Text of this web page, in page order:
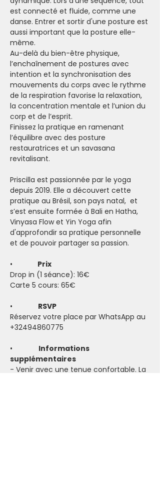
est connecté et fluide, comme une
danse. Entrer et sortir d'une posture est
aussi important que la posture elle-
même.
Au-delà du bien-être physique,
l’enchaînement de postures avec
intention et la synchronisation des
mouvements du corps avec le rythme
de la respiration favorise la relaxation,
la concentration mentale et l’union du
corp et de l’esprit.
Finissez la pratique en ramenant
l’équilibre avec des posture
restauratrices et un savasana
revitalisant.
Priscilla est passionnée par le yoga
depuis 2019. Elle a découvert cette
pratique au Brésil, son pays natal,  et
s’est ensuite formée à Bali en Hatha,
Vinyasa Flow et Yin Yoga afin
d'approfondir sa pratique personnelle
et de pouvoir partager sa passion.
•
Prix
Drop in (1 séance): 16€
Carte 5 cours: 65€
•
RSVP
Réservez votre place par WhatsApp au
+32494860775
• Informations
supplémentaires
- Venir avec une tenue confortable. La